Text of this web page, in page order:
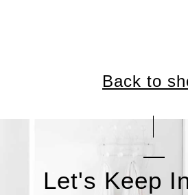
Back to
Let's Keep